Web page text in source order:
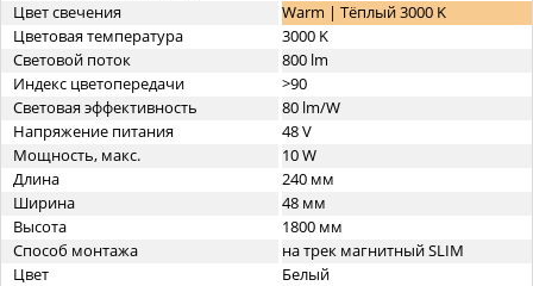
Цвет свечения
Warm | Тёплый 3000 K
Цветовая температура
3000 K
Световой поток
800 lm
Индекс цветопередачи
>90
Световая эффективность
80 lm/W
Напряжение питания
48 V
Мощность, макс.
10 W
Длина
240 мм
Ширина
48 мм
Высота
1800 мм
Способ монтажа
на трек магнитный SLIM
Цвет
Белый